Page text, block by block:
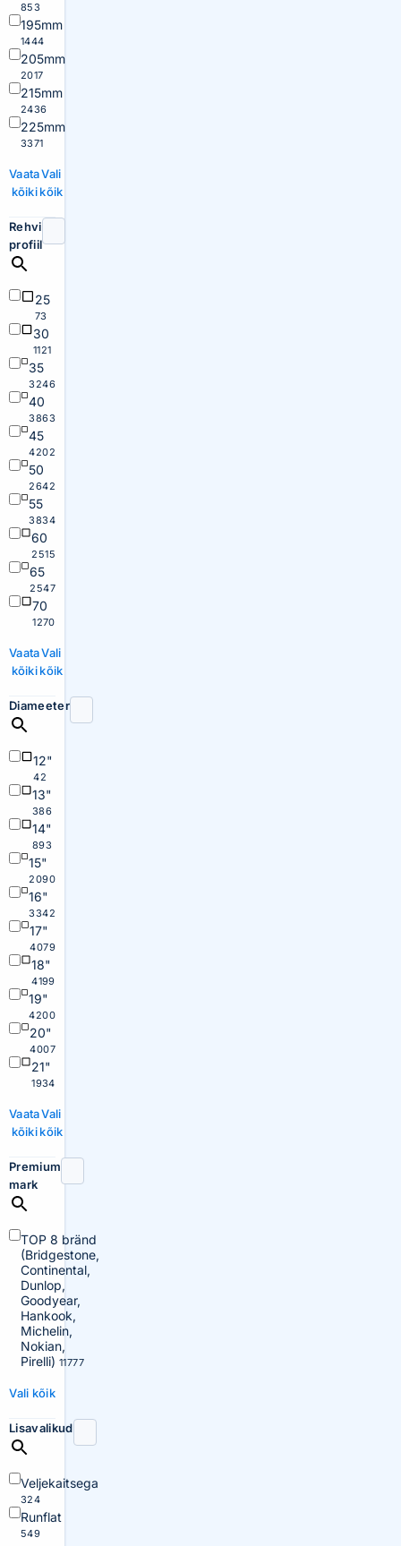
853
195mm
1444
205mm
2017
215mm
2436
225mm
3371
Vaata
kõiki
Vali
kõik
Rehvi
profiil
25
73
30
1121
35
3246
40
3863
45
4202
50
2642
55
3834
60
2515
65
2547
70
1270
Vaata
kõiki
Vali
kõik
Diameeter
12"
42
13"
386
14"
893
15"
2090
16"
3342
17"
4079
18"
4199
19"
4200
20"
4007
21"
1934
Vaata
kõiki
Vali
kõik
Premium
mark
TOP 8 bränd
(Bridgestone,
Continental,
Dunlop,
Goodyear,
Hankook,
Michelin,
Nokian,
Pirelli) 11777
Vali kõik
Lisavalikud
Veljekaitsega
324
Runflat
549